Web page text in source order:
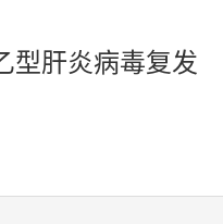
型肝炎病毒复发